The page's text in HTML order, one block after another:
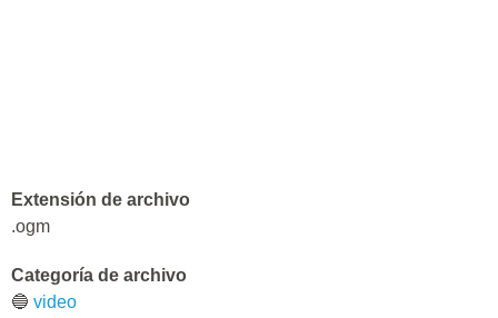
Extensión de archivo
.ogm
Categoría de archivo
🔵 video